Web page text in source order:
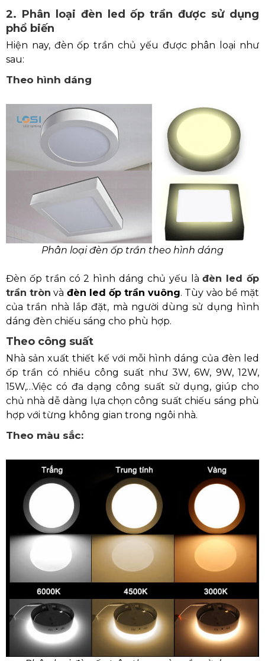
2. Phân loại đèn led ốp trần được sử dụng
phổ biến
Hiện nay, đèn ốp trần chủ yếu được phân loại như
sau:
Theo hình dáng
Phân loại đèn ốp trần theo hình dáng
Đèn ốp trần có 2 hình dáng chủ yếu làđèn led ốp
trần tròn và đèn led ốp trần vuông. Tùy vào bề mặt
của trần nhà lắp đặt, mà người dùng sử dụng hình
dáng đèn chiếu sáng cho phù hợp.
Theo công suất
Nhà sản xuất thiết kế với mỗi hình dáng của đèn led
ốp trần có nhiều công suất như 3W, 6W, 9W, 12W,
15W,…Việc có đa dạng công suất sử dụng, giúp cho
chủ nhà dễ dàng lựa chọn công suất chiếu sáng phù
hợp với từng không gian trong ngôi nhà.
Theo màu sắc: